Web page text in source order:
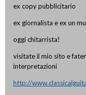
ex copy pubblicitario
ex giornalista e ex un
oggi chitarrista!
visitate il mio sito e
interpretazioni
http://